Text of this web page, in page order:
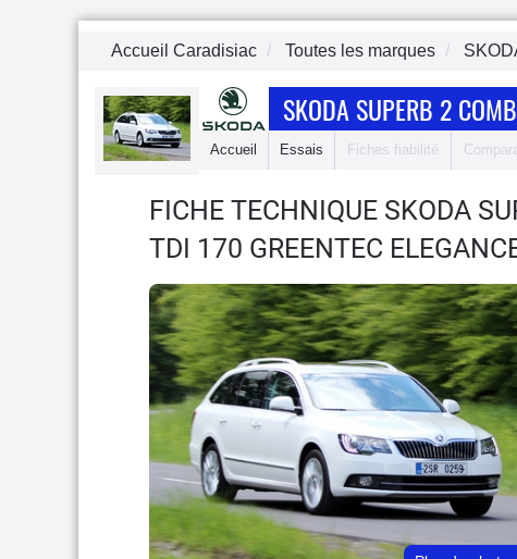
Accueil Caradisiac Toutes les marques
SKODA SUPERB 2
Accueil Essais Fiches fiabilité
FICHE TECHNIQUE SKODA
TDI 170 GREENTEC